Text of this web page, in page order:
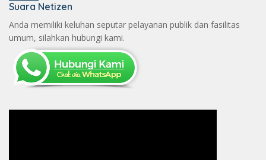
Suara Netizen
Anda memiliki keluhan seputar pelayanan publik dan fasilitas
umum, silahkan hubungi kami.